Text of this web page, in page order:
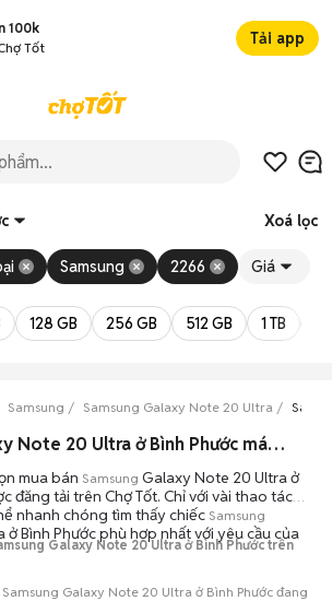
100k
Tốt
Tải app
Xoá lọc
Samsung 2266 Giá
128 GB 256 GB 512 GB 1 TB
Samsung Samsung Galaxy Note 20 Ultra
0 Samsung Galaxy Note 20 Ultra ở Bình Phước máy bền đẹp đang bán 08/2026
mua bán Samsung Galaxy Note 20 Ultra ở
đăng tải trên Chợ Tốt. Chỉ với vài thao tác
nhanh chóng tìm thấy chiếc Samsung
Bình Phước phù hợp nhất với yêu cầu của
Galaxy Note 20 Ultra ở Bình Phước trên
Galaxy Note 20 Ultra ở Bình Phước đang